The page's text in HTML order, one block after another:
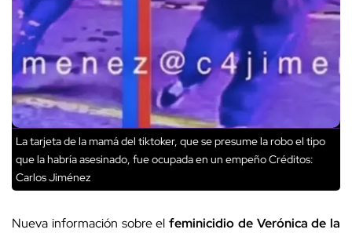
La tarjeta de la mamá del tiktoker, que se presume la robo el tipo
que la habría asesinado, fue ocupada en un empeñoCréditos:
Carlos Jiménez
Nueva información sobre el feminicidio de Verónica de la